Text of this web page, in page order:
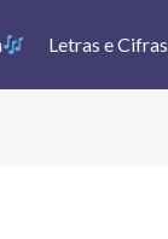
Letras e Cifras